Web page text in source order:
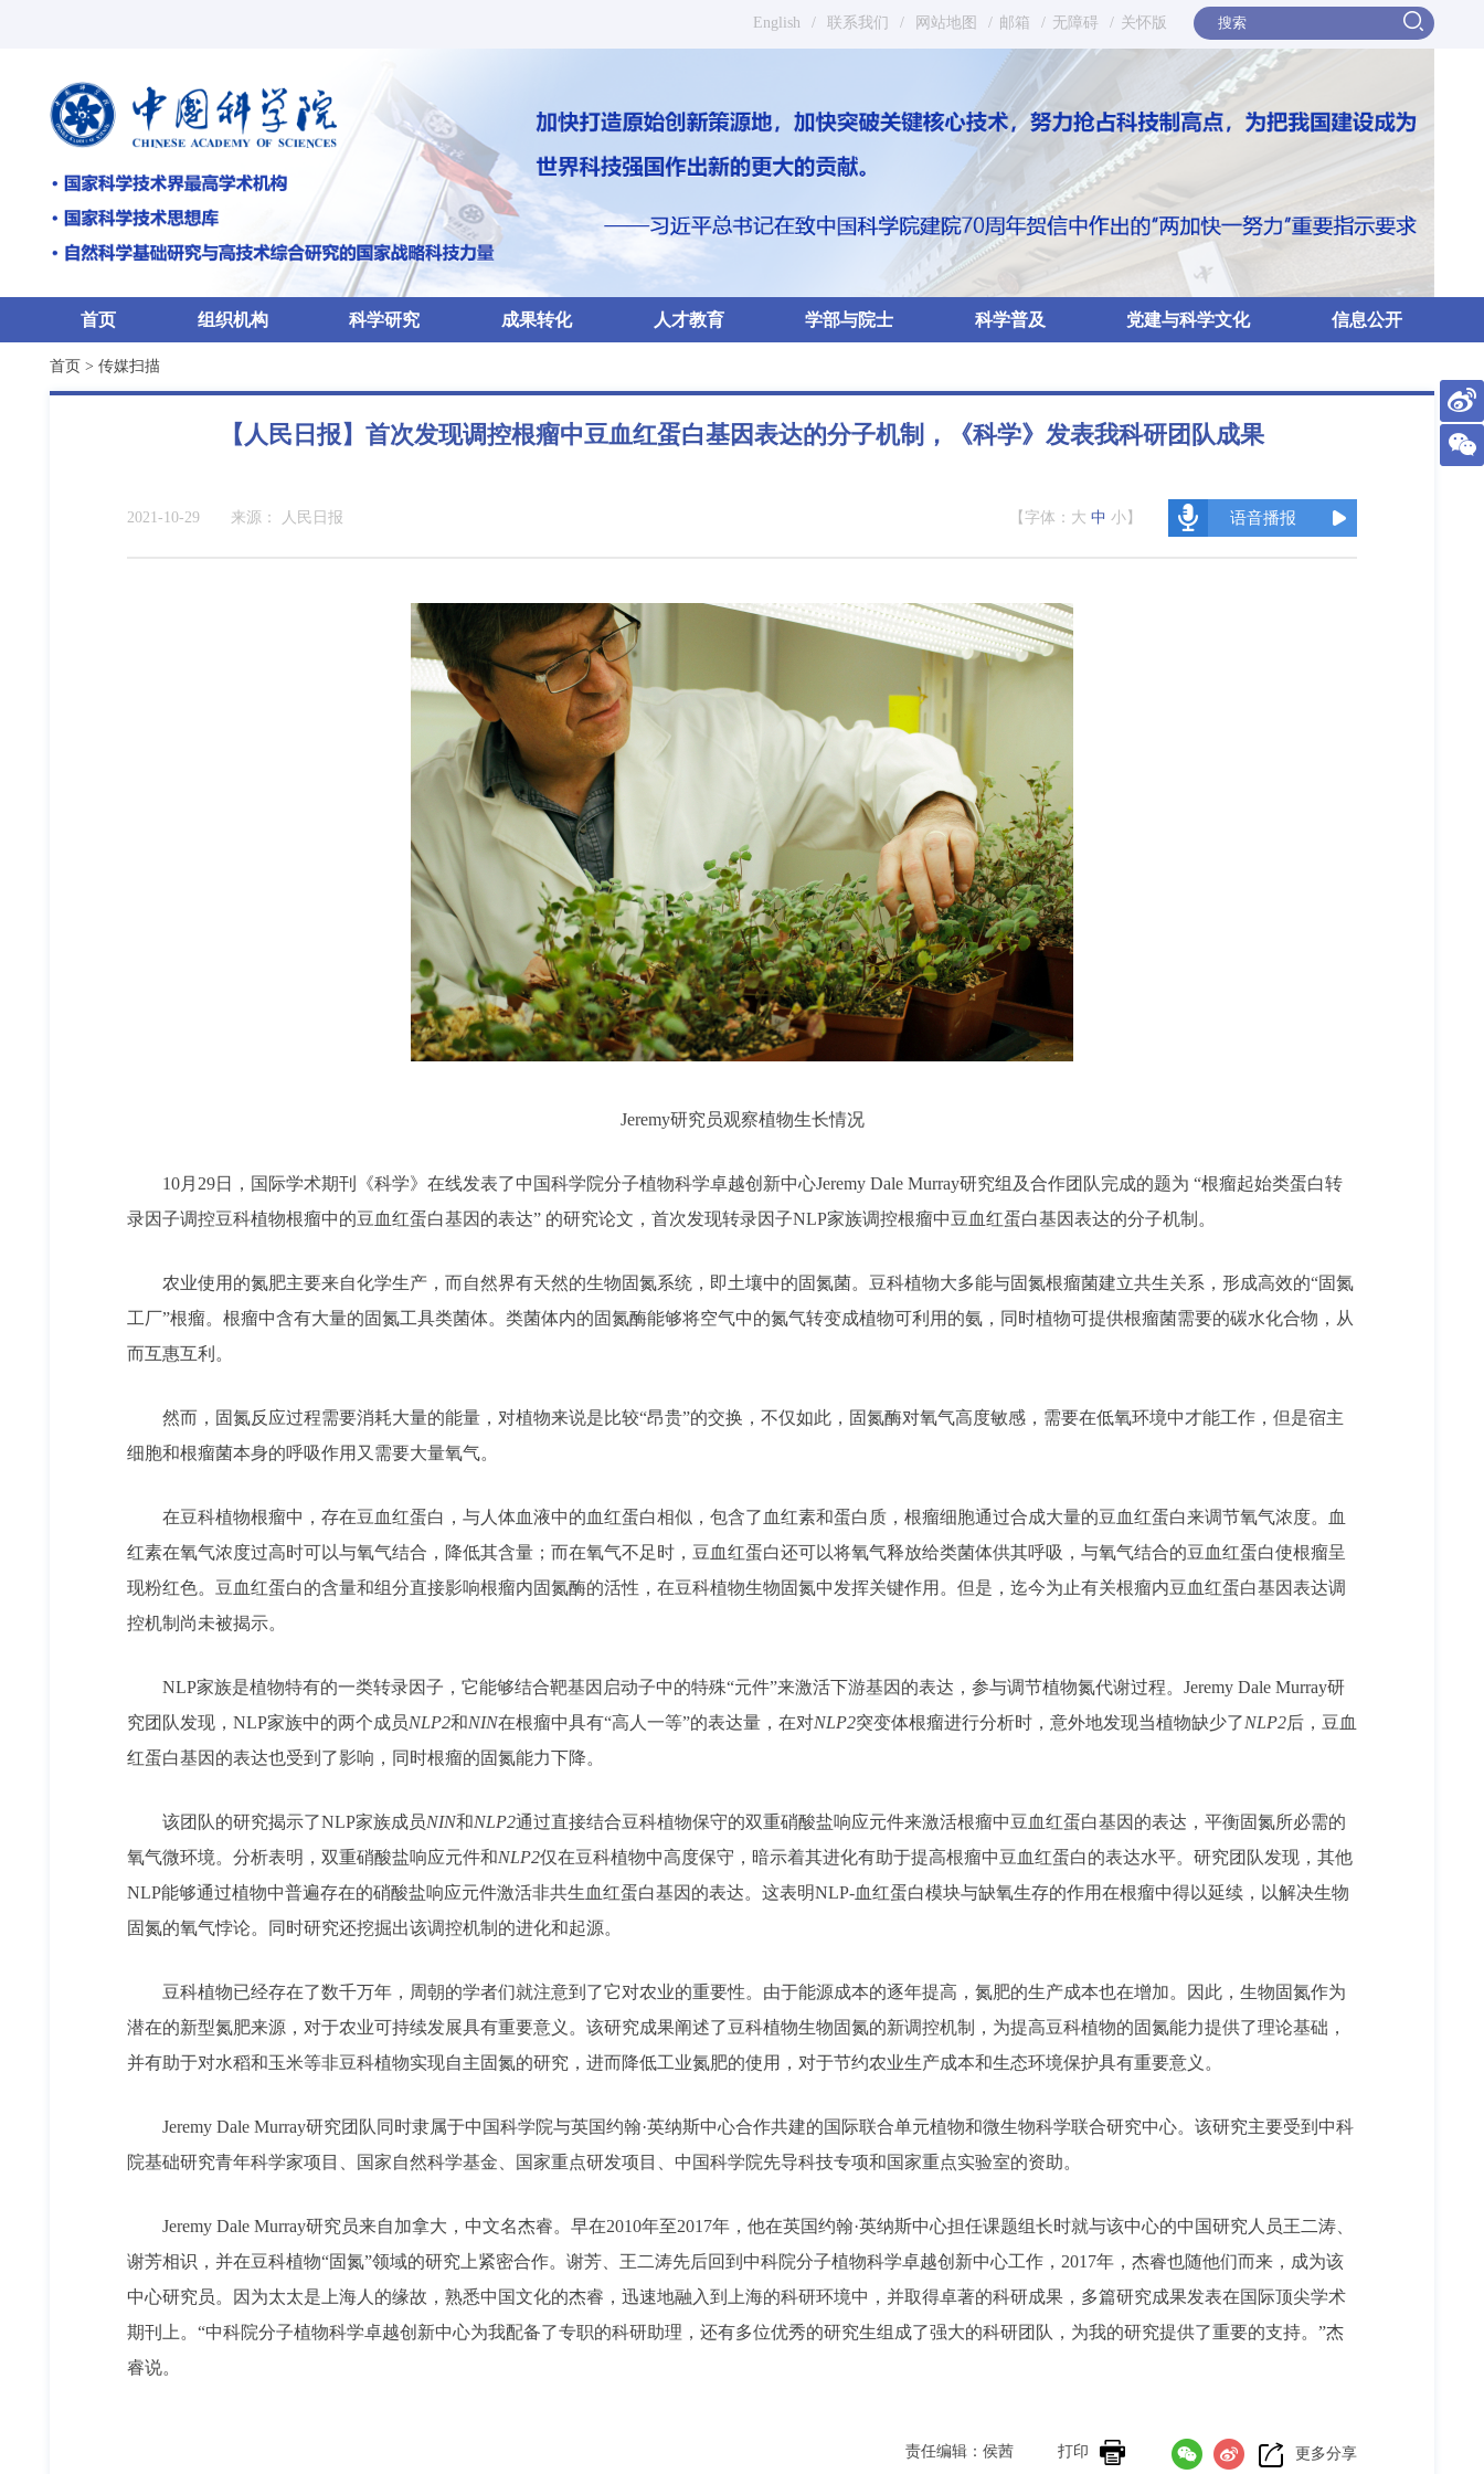
English / 联系我们 / 网站地图 / 邮箱 / 无障碍 / 关怀版
首页 组织机构 科学研究 成果转化 人才教育 学部与院士 科学普及 党建与科学文化 信息公开
首页 > 传媒扫描
【人民日报】首次发现调控根瘤中豆血红蛋白基因表达的分子机制，《科学》发表我科研团队成果
2021-10-29 来源： 人民日报 【字体： 大 中 小 】 语音播报
Jeremy研究员观察植物生长情况
10月29日，国际学术期刊《科学》在线发表了中国科学院分子植物科学卓越创新中心Jeremy Dale Murray研究组及合作团队完成的题为 “根瘤起始类蛋白转
录因子调控豆科植物根瘤中的豆血红蛋白基因的表达” 的研究论文，首次发现转录因子NLP家族调控根瘤中豆血红蛋白基因表达的分子机制。
农业使用的氮肥主要来自化学生产，而自然界有天然的生物固氮系统，即土壤中的固氮菌。豆科植物大多能与固氮根瘤菌建立共生关系，形成高效的“固氮
工厂”根瘤。根瘤中含有大量的固氮工具类菌体。类菌体内的固氮酶能够将空气中的氮气转变成植物可利用的氨，同时植物可提供根瘤菌需要的碳水化合物，从
而互惠互利。
然而，固氮反应过程需要消耗大量的能量，对植物来说是比较“昂贵”的交换，不仅如此，固氮酶对氧气高度敏感，需要在低氧环境中才能工作，但是宿主
细胞和根瘤菌本身的呼吸作用又需要大量氧气。
在豆科植物根瘤中，存在豆血红蛋白，与人体血液中的血红蛋白相似，包含了血红素和蛋白质，根瘤细胞通过合成大量的豆血红蛋白来调节氧气浓度。血
红素在氧气浓度过高时可以与氧气结合，降低其含量；而在氧气不足时，豆血红蛋白还可以将氧气释放给类菌体供其呼吸，与氧气结合的豆血红蛋白使根瘤呈
现粉红色。豆血红蛋白的含量和组分直接影响根瘤内固氮酶的活性，在豆科植物生物固氮中发挥关键作用。但是，迄今为止有关根瘤内豆血红蛋白基因表达调
控机制尚未被揭示。
NLP家族是植物特有的一类转录因子，它能够结合靶基因启动子中的特殊“元件”来激活下游基因的表达，参与调节植物氮代谢过程。Jeremy Dale Murray研
究团队发现，NLP家族中的两个成员NLP2和NIN在根瘤中具有“高人一等”的表达量，在对NLP2突变体根瘤进行分析时，意外地发现当植物缺少了NLP2后，豆血
红蛋白基因的表达也受到了影响，同时根瘤的固氮能力下降。
该团队的研究揭示了NLP家族成员NIN和NLP2通过直接结合豆科植物保守的双重硝酸盐响应元件来激活根瘤中豆血红蛋白基因的表达，平衡固氮所必需的
氧气微环境。分析表明，双重硝酸盐响应元件和NLP2仅在豆科植物中高度保守，暗示着其进化有助于提高根瘤中豆血红蛋白的表达水平。研究团队发现，其他
NLP能够通过植物中普遍存在的硝酸盐响应元件激活非共生血红蛋白基因的表达。这表明NLP-血红蛋白模块与缺氧生存的作用在根瘤中得以延续，以解决生物
固氮的氧气悖论。同时研究还挖掘出该调控机制的进化和起源。
豆科植物已经存在了数千万年，周朝的学者们就注意到了它对农业的重要性。由于能源成本的逐年提高，氮肥的生产成本也在增加。因此，生物固氮作为
潜在的新型氮肥来源，对于农业可持续发展具有重要意义。该研究成果阐述了豆科植物生物固氮的新调控机制，为提高豆科植物的固氮能力提供了理论基础，
并有助于对水稻和玉米等非豆科植物实现自主固氮的研究，进而降低工业氮肥的使用，对于节约农业生产成本和生态环境保护具有重要意义。
Jeremy Dale Murray研究团队同时隶属于中国科学院与英国约翰·英纳斯中心合作共建的国际联合单元植物和微生物科学联合研究中心。该研究主要受到中科
院基础研究青年科学家项目、国家自然科学基金、国家重点研发项目、中国科学院先导科技专项和国家重点实验室的资助。
Jeremy Dale Murray研究员来自加拿大，中文名杰睿。早在2010年至2017年，他在英国约翰·英纳斯中心担任课题组长时就与该中心的中国研究人员王二涛、
谢芳相识，并在豆科植物“固氮”领域的研究上紧密合作。谢芳、王二涛先后回到中科院分子植物科学卓越创新中心工作，2017年，杰睿也随他们而来，成为该
中心研究员。因为太太是上海人的缘故，熟悉中国文化的杰睿，迅速地融入到上海的科研环境中，并取得卓著的科研成果，多篇研究成果发表在国际顶尖学术
期刊上。“中科院分子植物科学卓越创新中心为我配备了专职的科研助理，还有多位优秀的研究生组成了强大的科研团队，为我的研究提供了重要的支持。”杰
睿说。
更多分享
打印
责任编辑：侯茜